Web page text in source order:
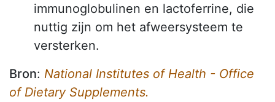
immunoglobulinen en lactoferrine, die
nuttig zijn om het afweersysteem te
versterken.
Bron: National Institutes of Health - Office
of Dietary Supplements.